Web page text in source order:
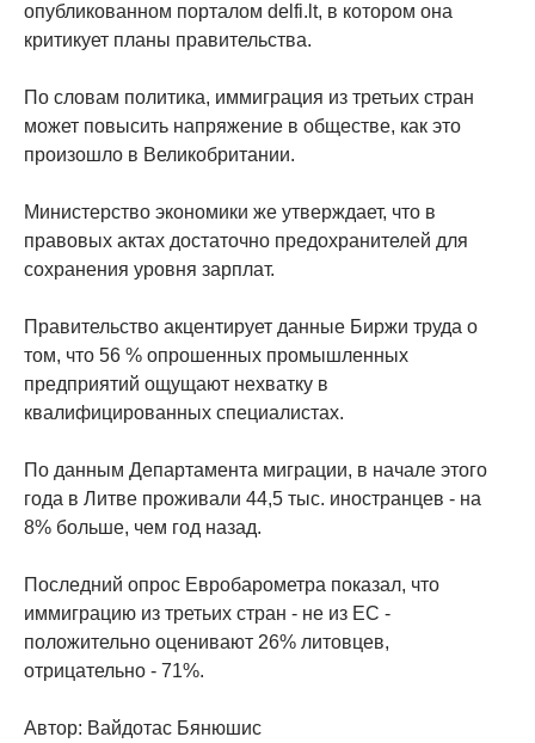
опубликованном порталом delfi.lt, в котором она
критикует планы правительства.
По словам политика, иммиграция из третьих стран
может повысить напряжение в обществе, как это
произошло в Великобритании.
Министерство экономики же утверждает, что в
правовых актах достаточно предохранителей для
сохранения уровня зарплат.
Правительство акцентирует данные Биржи труда о
том, что 56 % опрошенных промышленных
предприятий ощущают нехватку в
квалифицированных специалистах.
По данным Департамента миграции, в начале этого
года в Литве проживали 44,5 тыс. иностранцев - на
8% больше, чем год назад.
Последний опрос Евробарометра показал, что
иммиграцию из третьих стран - не из ЕС -
положительно оценивают 26% литовцев,
отрицательно - 71%.
Автор: Вайдотас Бянюшис